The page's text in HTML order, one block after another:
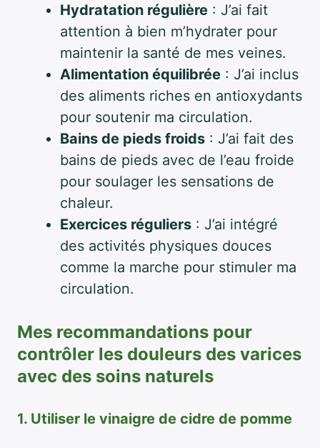
Hydratation régulière : J’ai fait
attention à bien m’hydrater pour
maintenir la santé de mes veines.
Alimentation équilibrée : J’ai inclus
des aliments riches en antioxydants
pour soutenir ma circulation.
Bains de pieds froids : J’ai fait des
bains de pieds avec de l’eau froide
pour soulager les sensations de
chaleur.
Exercices réguliers : J’ai intégré
des activités physiques douces
comme la marche pour stimuler ma
circulation.
Mes recommandations pour
contrôler les douleurs des varices
avec des soins naturels
1. Utiliser le vinaigre de cidre de pomme